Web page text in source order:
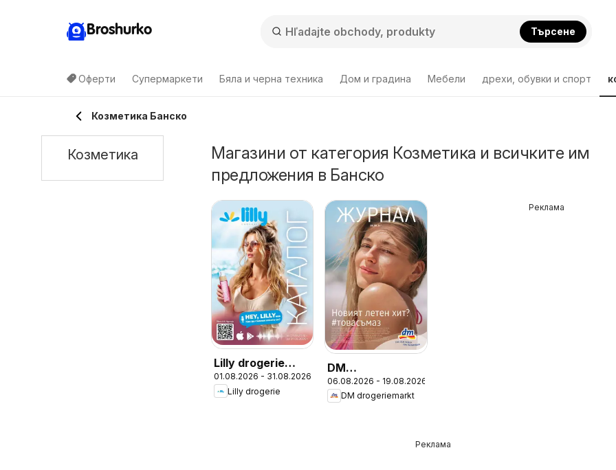
Broshurko Търсене
Оферти Супермаркети Бяла и черна техника Дом и градина Мебели дрехи, обувки и спорт
Козметика Банско
Магазини от категория Козметика и всичките им
предложения в Банско
Lilly drogerie
брошура -
Предложения
01.08.2026 - 31.08.2026
Lilly drogerie
DM
drogeriemarkt
брошура
06.08.2026 - 19.08.2026
DM drogeriemarkt
Реклама
Реклама
Козметика